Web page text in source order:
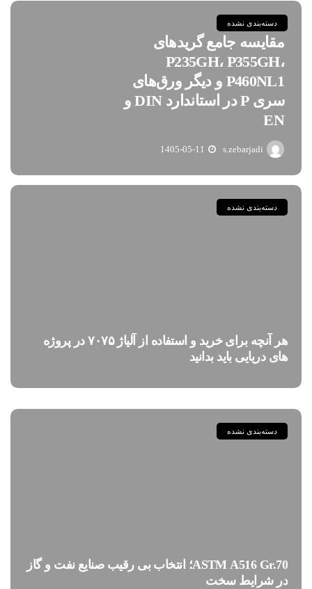
دسته‌بندی نشده
مقایسه جامع گریدهای
P235GH، P355GH،
P460NL1 و دیگر ورق‌های
سری P در استاندارد DIN و
EN
s.zebarjadi
1405-05-11
دسته‌بندی نشده
هر آنچه برای خرید و استفاده از آلیاژ ۷۰۷۵ در پروژه
های دریایی باید بدانید
دسته‌بندی نشده
ASTM A516 Gr.70؛ انتخاب بی رقیب صنایع نفت و گاز
در شرایط سخت